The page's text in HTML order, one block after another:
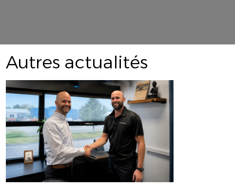
Autres actualités